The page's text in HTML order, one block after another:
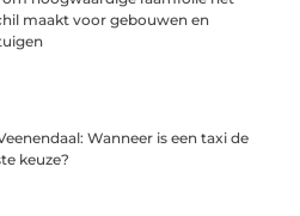
maakt voor gebouwen en
Wanneer is een taxi de
keuze?